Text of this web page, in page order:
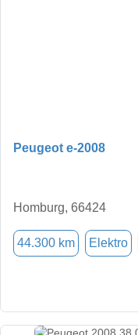
Peugeot e-2008
Homburg, 66424
44.300 km Elektro